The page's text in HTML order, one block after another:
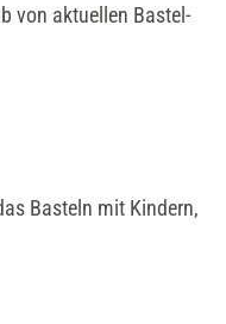
von aktuellen Bastel-
Basteln mit Kindern,